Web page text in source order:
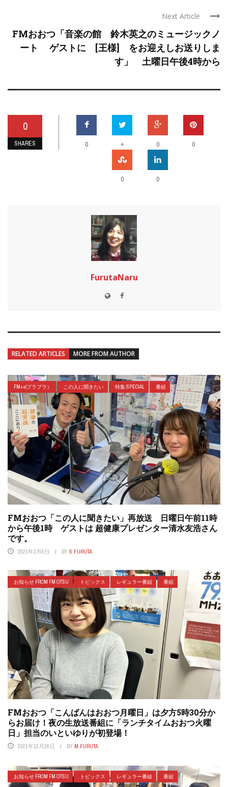
Next Article
FMおおつ「音楽の館 鈴木英之のミュージックノ
ート ゲストに [王様] をお迎えしお送りしま
す」 土曜日午後4時から
0
SHARES 0 + 0 0
0 0
FurutaNaru
RELATED ARTICLES MORE FROM AUTHOR
FM++(プラプラ） この人に聞きたい 特集 SPECIAL 番組
FMおおつ「この人に聞きたい」再放送 日曜日午前11時
から午後1時 ゲストは 超健康プレゼンター清水友浩さん
です。
2021年3月6日 BY S.FURUTA
お知らせ FROM FM OTSU トピックス レギュラー番組 番組
FMおおつ「こんばんはおおつ月曜日」は夕方5時30分か
らお届け！夜の生放送番組に「ランチタイムおおつ火曜
日」担当のいといゆりが初登場！
2021年12月26日 BY M.FURUTA
お知らせ FROM FM OTSU トピックス レギュラー番組 番組